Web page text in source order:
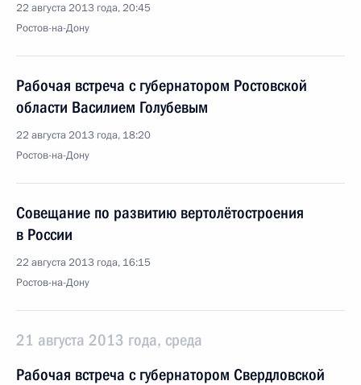
22 августа 2013 года, 20:45
Ростов-на-Дону
Рабочая встреча с губернатором Ростовской
области Василием Голубевым
22 августа 2013 года, 18:20
Ростов-на-Дону
Совещание по развитию вертолётостроения
в России
22 августа 2013 года, 16:15
Ростов-на-Дону
21 августа 2013 года, среда
Рабочая встреча с губернатором Свердловской